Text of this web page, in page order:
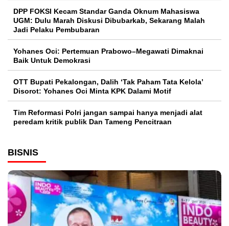
DPP FOKSI Kecam Standar Ganda Oknum Mahasiswa
UGM: Dulu Marah Diskusi Dibubarkab, Sekarang Malah
Jadi Pelaku Pembubaran
Yohanes Oci: Pertemuan Prabowo–Megawati Dimaknai
Baik Untuk Demokrasi
OTT Bupati Pekalongan, Dalih ‘Tak Paham Tata Kelola’
Disorot: Yohanes Oci Minta KPK Dalami Motif
Tim Reformasi Polri jangan sampai hanya menjadi alat
peredam kritik publik Dan Tameng Pencitraan
BISNIS